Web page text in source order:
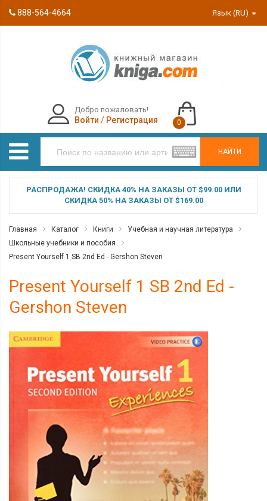
888-564-4664 Язык (RU)
НАЙТИ
Добро пожаловать!
Войти / Регистрация 0
РАСПРОДАЖА! СКИДКА 40% НА ЗАКАЗЫ ОТ $99.00 ИЛИ
СКИДКА 50% НА ЗАКАЗЫ ОТ $169.00
Главная Каталог Книги
Учебная и научная литература
Школьные учебники и пособия
Present Yourself 1 SB 2nd Ed - Gershon Steven
Present Yourself 1 SB 2nd Ed -
Gershon Steven